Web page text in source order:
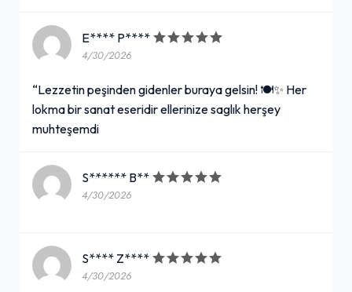
E**** P****
4/30/2026
“Lezzetin peşinden gidenler buraya gelsin! 🍽️✨ Her
lokma bir sanat eseridir ellerinize saglık herşey
muhteşemdi
S****** B**
4/30/2026
S**** Z****
4/30/2026